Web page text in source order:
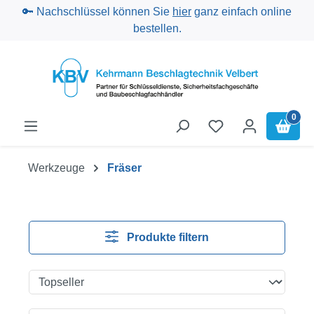
Zum Hauptinhalt springen
🔑 Nachschlüssel können Sie hier ganz einfach online
bestellen.
0
Werkzeuge Fräser
Produkte filtern